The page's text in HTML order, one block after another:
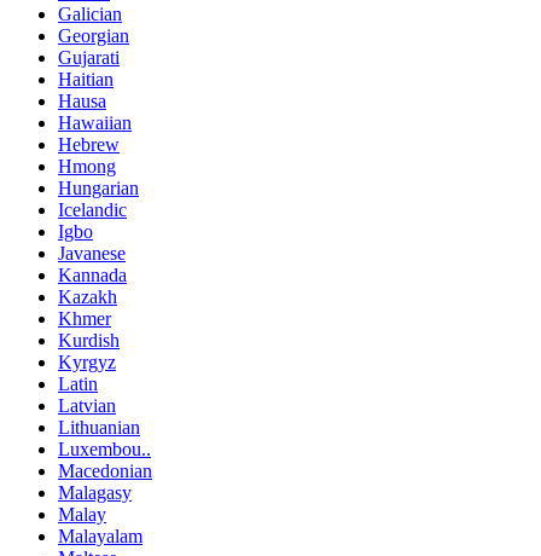
Galician
Georgian
Gujarati
Haitian
Hausa
Hawaiian
Hebrew
Hmong
Hungarian
Icelandic
Igbo
Javanese
Kannada
Kazakh
Khmer
Kurdish
Kyrgyz
Latin
Latvian
Lithuanian
Luxembou..
Macedonian
Malagasy
Malay
Malayalam